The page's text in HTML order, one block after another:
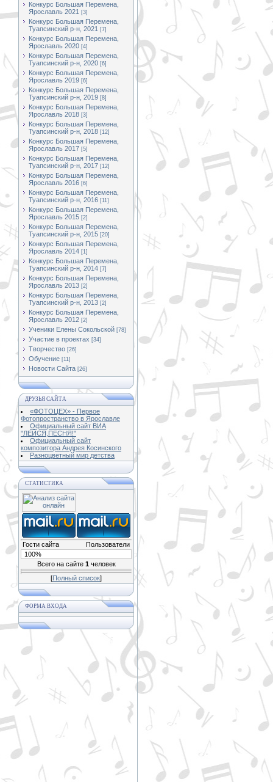
Конкурс Большая Перемена,
Ярославль 2021 [3]
Конкурс Большая Перемена,
Туапсинский р-н, 2021 [7]
Конкурс Большая Перемена,
Ярославль 2020 [4]
Конкурс Большая Перемена,
Туапсинский р-н, 2020 [6]
Конкурс Большая Перемена,
Ярославль 2019 [6]
Конкурс Большая Перемена,
Туапсинский р-н, 2019 [8]
Конкурс Большая Перемена,
Ярославль 2018 [3]
Конкурс Большая Перемена,
Туапсинский р-н, 2018 [12]
Конкурс Большая Перемена,
Ярославль 2017 [5]
Конкурс Большая Перемена,
Туапсинский р-н, 2017 [12]
Конкурс Большая Перемена,
Ярославль 2016 [6]
Конкурс Большая Перемена,
Туапсинский р-н, 2016 [11]
Конкурс Большая Перемена,
Ярославль 2015 [2]
Конкурс Большая Перемена,
Туапсинский р-н, 2015 [20]
Конкурс Большая Перемена,
Ярославль 2014 [1]
Конкурс Большая Перемена,
Туапсинский р-н, 2014 [7]
Конкурс Большая Перемена,
Ярославль 2013 [2]
Конкурс Большая Перемена,
Туапсинский р-н, 2013 [2]
Конкурс Большая Перемена,
Ярославль 2012 [2]
Ученики Елены Сокольской [78]
Участие в проектах [34]
Творчество [26]
Обучение [11]
Новости Сайта [26]
ДРУЗЬЯ САЙТА
«ФОТОЦЕХ» - Первое
Фотопространство в Ярославле
Официальный сайт ВИА
"ЛЕЙСЯ,ПЕСНЯ!"
Официальный сайт
композитора Андрея Косинского
Разноцветный мир детства
СТАТИСТИКА
Гости сайта
Пользователи
100%
Всего на сайте 1человек
[Полный список]
ФОРМА ВХОДА